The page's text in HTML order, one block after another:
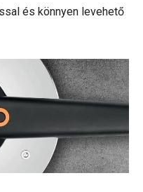
és könnyen levehető